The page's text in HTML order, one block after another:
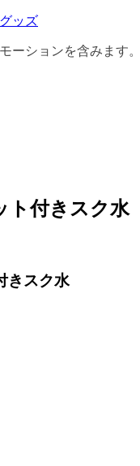
ッズ
ーションを含みます。
ト付きスク
きスク水